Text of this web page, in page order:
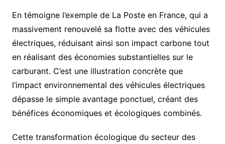
En témoigne l’exemple de La Poste en France, qui a
massivement renouvelé sa flotte avec des véhicules
électriques, réduisant ainsi son impact carbone tout
en réalisant des économies substantielles sur le
carburant. C’est une illustration concrète que
l’impact environnemental des véhicules électriques
dépasse le simple avantage ponctuel, créant des
bénéfices économiques et écologiques combinés.
Cette transformation écologique du secteur des